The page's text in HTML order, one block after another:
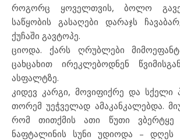
როგორც ყოველთვის, ბოლო
საწყობის გასაღები დარაჯს
ქუჩაში გავტოპე.
ციოდა. ქარს ღრუბლები
ცახცახით ირეკლებოდნენ
ასფალტზე.
კიდევ კარგი, მოვიფიქრე და სქელი
თორემ უეჭველად ამაკანკალებდა.
რომ თითქმის ათი წუთი ვბერტყე
ნაფტალინის სუნი უდიოდა – დღეს